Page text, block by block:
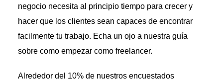
negocio necesita al principio tiempo para crecer y
hacer que los clientes sean capaces de encontrar
facilmente tu trabajo. Echa un ojo a nuestra guía
sobre como empezar como freelancer.
Alrededor del 10% de nuestros encuestados